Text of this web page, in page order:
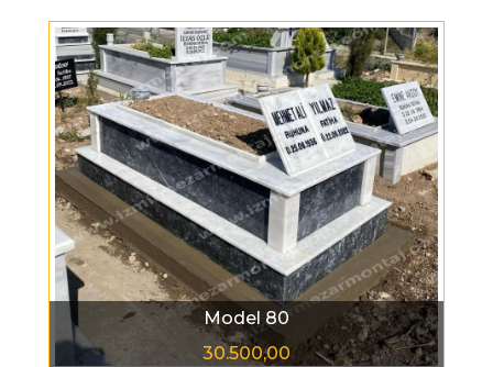
Model 80
30.500,00